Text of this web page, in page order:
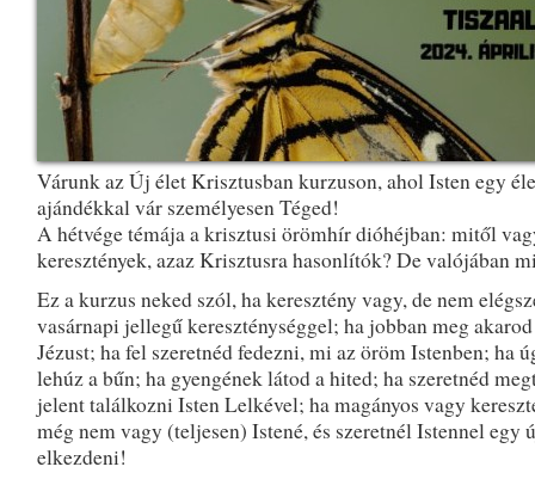
Várunk az Új élet Krisztusban kurzuson, ahol Isten egy
ajándékkal vár személyesen Téged!
A hétvége témája a krisztusi örömhír dióhéjban: mitől
keresztények, azaz Krisztusra hasonlítók? De valójában
Ez a kurzus neked szól, ha keresztény vagy, de nem
vasárnapi jellegű kereszténységgel; ha jobban meg
Jézust; ha fel szeretnéd fedezni, mi az öröm Istenben; ha
lehúz a bűn; ha gyengének látod a hited; ha szeretnéd
jelent találkozni Isten Lelkével; ha magányos vagy
még nem vagy (teljesen) Istené, és szeretnél Istennel egy
elkezdeni!